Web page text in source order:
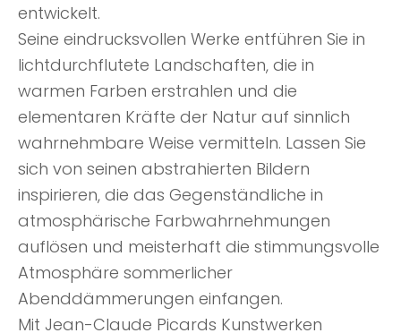
entwickelt.
Seine eindrucksvollen Werke entführen Sie in
lichtdurchflutete Landschaften, die in
warmen Farben erstrahlen und die
elementaren Kräfte der Natur auf sinnlich
wahrnehmbare Weise vermitteln. Lassen Sie
sich von seinen abstrahierten Bildern
inspirieren, die das Gegenständliche in
atmosphärische Farbwahrnehmungen
auflösen und meisterhaft die stimmungsvolle
Atmosphäre sommerlicher
Abenddämmerungen einfangen.
Mit Jean-Claude Picards Kunstwerken